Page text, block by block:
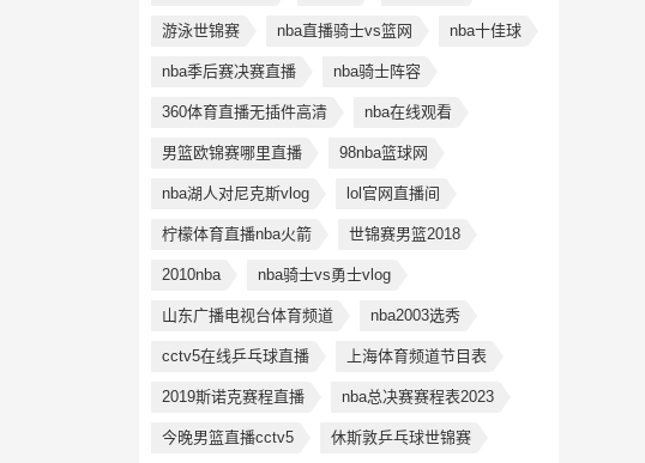
游泳世锦赛 nba直播骑士vs篮网 nba十佳球
nba季后赛决赛直播 nba骑士阵容
360体育直播无插件高清 nba在线观看
男篮欧锦赛哪里直播 98nba篮球网
nba湖人对尼克斯vlog lol官网直播间
柠檬体育直播nba火箭 世锦赛男篮2018
2010nba nba骑士vs勇士vlog
山东广播电视台体育频道 nba2003选秀
cctv5在线乒乓球直播 上海体育频道节目表
2019斯诺克赛程直播 nba总决赛赛程表2023
今晚男篮直播cctv5 休斯敦乒乓球世锦赛